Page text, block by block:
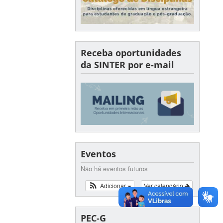
Receba oportunidades
da SINTER por e-mail
Eventos
Não há eventos futuros
Ver calendário
Adicionar
PEC-G